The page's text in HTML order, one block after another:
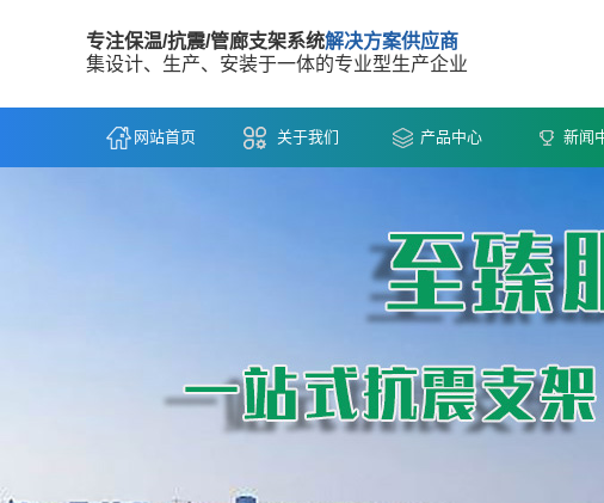
专注保温/抗震/管廊支架系统解决方案供应商
集设计、生产、安装于一体的专业型生产企业
网站首页 关于我们 产品中心 新闻